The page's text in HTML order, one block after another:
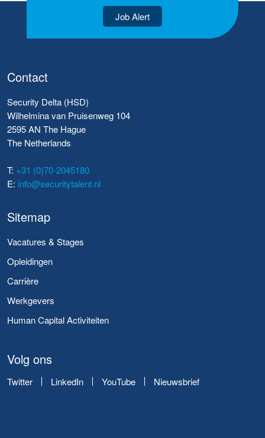
Job Alert
Contact
Security Delta (HSD)
Wilhelmina van Pruisenweg 104
2595 AN The Hague
The Netherlands
T: +31 (0)70-2045180
E: info@securitytalent.nl
Sitemap
Vacatures & Stages
Opleidingen
Carrière
Werkgevers
Human Capital Activiteiten
Volg ons
Twitter LinkedIn YouTube Nieuwsbrief